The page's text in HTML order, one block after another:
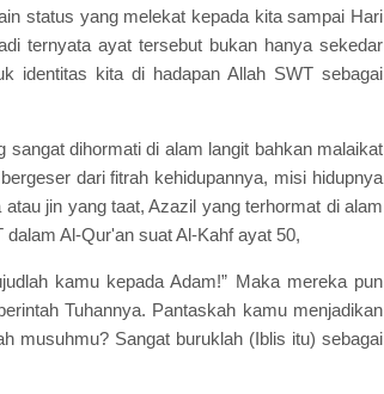
status yang melekat kepada kita sampai Hari
ternyata ayat tersebut bukan hanya sekedar
identitas kita di hadapan Allah SWT sebagai
dihormati di alam langit bahkan malaikat
dari fitrah kehidupannya, misi hidupnya
jin yang taat, Azazil yang terhormat di alam
Al-Qur'an suat Al-Kahf ayat 50,
kamu kepada Adam!” Maka mereka pun
Tuhannya. Pantaskah kamu menjadikan
musuhmu? Sangat buruklah (Iblis itu) sebagai